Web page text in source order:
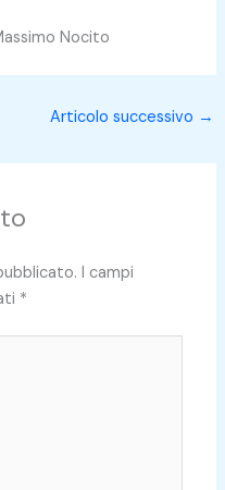
Nocito
Articolo successivo →
I campi
*